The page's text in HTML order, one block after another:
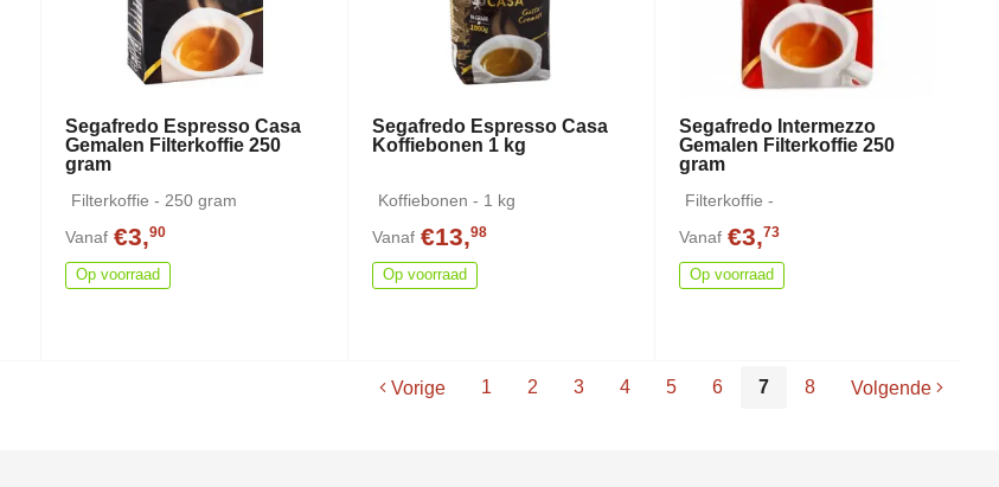
Segafredo Espresso Casa
Gemalen Filterkoffie 250
gram
Filterkoffie - 250 gram
Vanaf €3,90
Op voorraad
Segafredo Espresso Casa
Koffiebonen 1 kg
Koffiebonen - 1 kg
Vanaf €13,98
Op voorraad
Segafredo Intermezzo
Gemalen Filterkoffie 250
gram
Filterkoffie -
Vanaf €3,73
Op voorraad
Vorige 1 2 3 4 5 6 7 8 Volgende